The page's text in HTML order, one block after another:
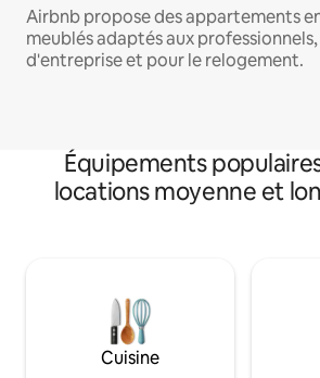
Airbnb propose des appartements
meublés adaptés aux
d'entreprise et pour le relogement.
Équipements
locations moyenne et
Cuisine